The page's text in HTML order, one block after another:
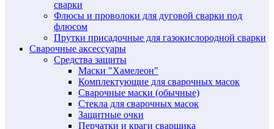
сварки
Флюсы и проволоки для дуговой сварки под
флюсом
Прутки присадочные для газокислородной сварки
Сварочные аксессуары
Средства защиты
Маски "Хамелеон"
Комплектующие для сварочных масок
Сварочные маски (обычные)
Стекла для сварочных масок
Защитные очки
Перчатки и краги сварщика